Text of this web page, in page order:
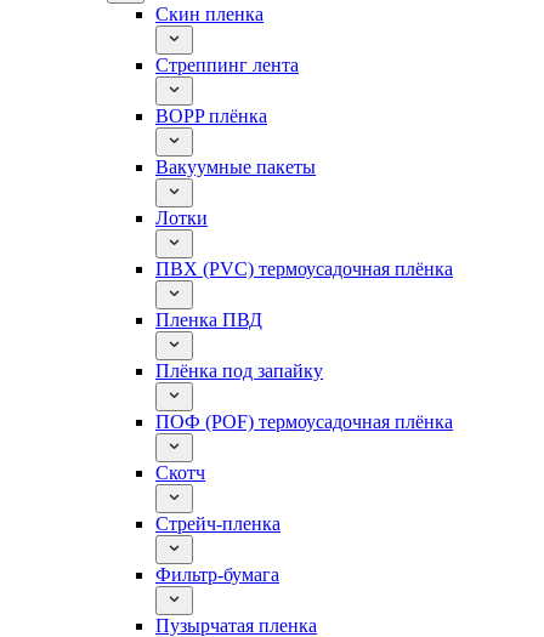
Скин пленка
Стреппинг лента
BOPP плёнка
Вакуумные пакеты
Лотки
ПВХ (PVC) термоусадочная плёнка
Пленка ПВД
Плёнка под запайку
ПОФ (POF) термоусадочная плёнка
Скотч
Стрейч-пленка
Фильтр-бумага
Пузырчатая пленка